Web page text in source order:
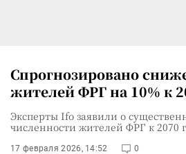
Спрогнозировано
жителей ФРГ на 10% к
Эксперты Ifo заявили о
численности жителей ФРГ к 2070
17 февраля 2026, 14:52 0